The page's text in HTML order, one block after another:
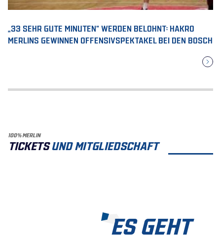
„33 SEHR GUTE MINUTEN“ WERDEN BELOHNT: HAKRO
MERLINS GEWINNEN OFFENSIVSPEKTAKEL BEI DEN BOSCH
100% MERLIN
TICKETSUND MITGLIEDSCHAFT
ES GEHT